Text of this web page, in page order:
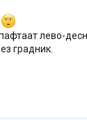
лево-
градник.